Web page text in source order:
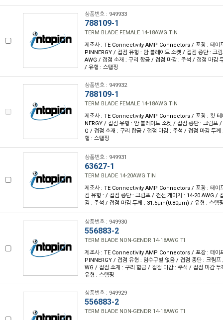
상품번호 : 949933
788109-1
TERM BLADE FEMALE 14-18AWG TIN
제조사 : TE Connectivity AMP Connectors / 포장 : 테이
PINNERGY / 접점 유형 : 암 블레이드 소켓 / 접점 종단 : 크
AWG / 접점 소재 : 구리 합금 / 접점 마감 : 주석 / 접점 마
/ 유형 : 스탬핑
상품번호 : 949932
788109-1
TERM BLADE FEMALE 14-18AWG TIN
제조사 : TE Connectivity AMP Connectors / 포장 : 컷 테
NERGY / 접점 유형 : 암 블레이드 소켓 / 접점 종단 : 크림프
G / 접점 소재 : 구리 합금 / 접점 마감 : 주석 / 접점 마감 두
형 : 스탬핑
상품번호 : 949931
63627-1
TERM BLADE 14-20AWG TIN
제조사 : TE Connectivity AMP Connectors / 포장 : 테이
점 유형 : / 접점 종단 : 크림프 / 전선 게이지 : 14-20 AWG /
감 : 주석 / 접점 마감 두께 : 31.5µin(0.80µm) / 유형 : 스탬
상품번호 : 949930
556883-2
TERM BLADE NON-GENDR 14-18AWG TI
제조사 : TE Connectivity AMP Connectors / 포장 : 테이
PINNERGY / 접점 유형 : 암수구별 없음 / 접점 종단 : 크림
WG / 접점 소재 : 구리 합금 / 접점 마감 : 주석 / 접점 마감
유형 : 스탬핑
상품번호 : 949929
556883-2
TERM BLADE NON-GENDR 14-18AWG TI